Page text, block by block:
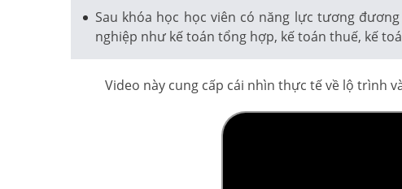
Sau khóa học học viên có năng lực tương
nghiệp như kế toán tổng hợp, kế toán thuế, kế
Video này cung cấp cái nhìn thực tế về lộ trình